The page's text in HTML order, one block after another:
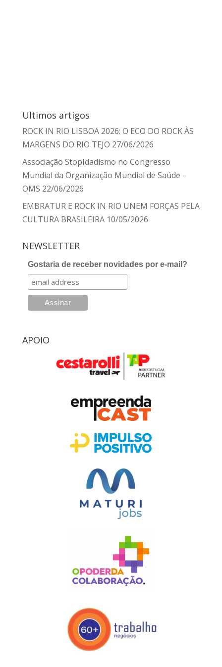
Ultimos artigos
ROCK IN RIO LISBOA 2026: O ECO DO ROCK ÀS
MARGENS DO RIO TEJO 27/06/2026
Associação StopIdadismo no Congresso
Mundial da Organização Mundial de Saúde –
OMS 22/06/2026
EMBRATUR E ROCK IN RIO UNEM FORÇAS PELA
CULTURA BRASILEIRA 10/05/2026
NEWSLETTER
Gostaria de receber novidades por e-mail?
APOIO